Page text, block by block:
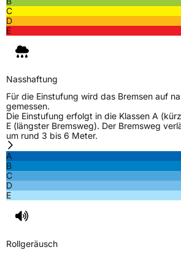
C
D
E
Nasshaftung
Für die Einstufung wird das Bremsen auf
gemessen.
Die Einstufung erfolgt in die Klassen A
E (längster Bremsweg). Der Bremsweg
um rund 3 bis 6 Meter.
A
B
C
D
E
Rollgeräusch